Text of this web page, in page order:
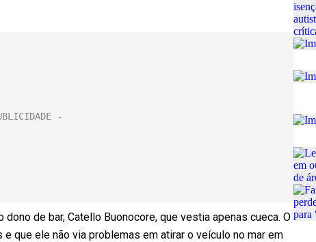
de bar, Catello Buonocore, que vestia apenas cueca. O
que ele não via problemas em atirar o veículo no mar em